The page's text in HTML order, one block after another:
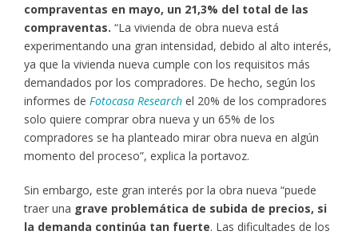
compraventas en mayo, un 21,3% del total de las
compraventas. “La vivienda de obra nueva está
experimentando una gran intensidad, debido al alto interés,
ya que la vivienda nueva cumple con los requisitos más
demandados por los compradores. De hecho, según los
informes de Fotocasa Researchel 20% de los compradores
solo quiere comprar obra nueva y un 65% de los
compradores se ha planteado mirar obra nueva en algún
momento del proceso”, explica la portavoz.
Sin embargo, este gran interés por la obra nueva “puede
traer una grave problemática de subida de precios, si
la demanda continúa tan fuerte. Las dificultades de los